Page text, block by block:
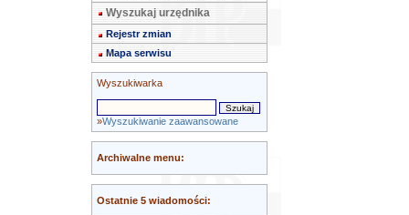
Wyszukaj urzędnika
Rejestr zmian
Mapa serwisu
Wyszukiwarka
»Wyszukiwanie zaawansowane
Archiwalne menu:
Ostatnie 5 wiadomości: